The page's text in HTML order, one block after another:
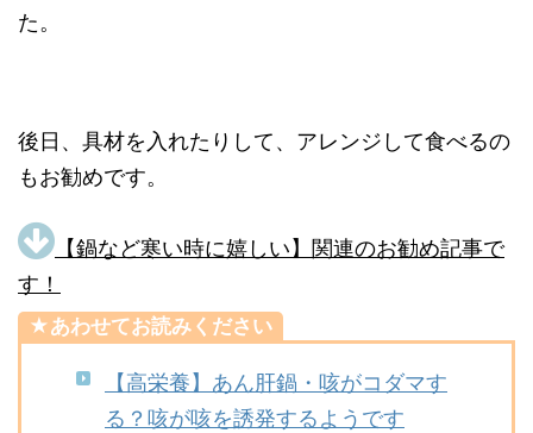
た。
後日、具材を入れたりして、アレンジして食べるの
もお勧めです。
【鍋など寒い時に嬉しい】関連のお勧め記事で
す！
★あわせてお読みください
【高栄養】あん肝鍋・咳がコダマす
る？咳が咳を誘発するようです